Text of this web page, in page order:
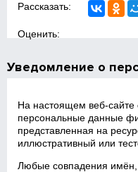
Рассказать:
Оценить:
Уведомление о
На настоящем веб‑сайте
персональные данные
представленная на
иллюстративный или
Любые совпадения